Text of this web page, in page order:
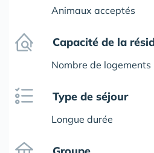
Animaux acceptés
Capacité de la
Nombre de logements
Type de séjour
Longue durée